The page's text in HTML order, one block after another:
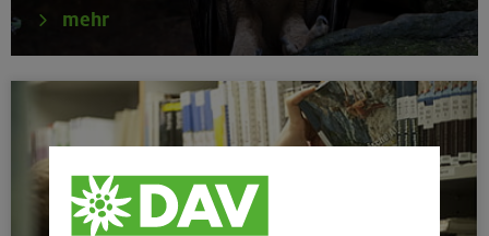
mehr